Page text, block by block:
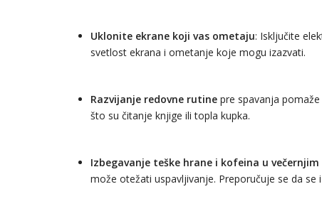
Uklonite ekrane koji vas ometaju: Isključite
svetlost ekrana i ometanje koje mogu izazvati.
Razvijanje redovne rutine pre spavanja
što su čitanje knjige ili topla kupka.
Izbegavanje teške hrane i kofeina u
može otežati uspavljivanje. Preporučuje se da